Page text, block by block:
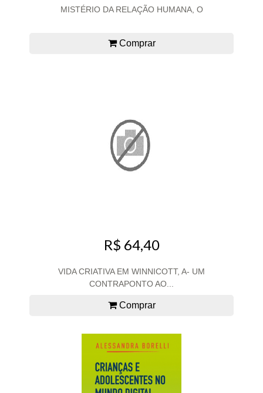
MISTÉRIO DA RELAÇÃO HUMANA, O
Comprar
R$ 64,40
VIDA CRIATIVA EM WINNICOTT, A- UM
CONTRAPONTO AO...
Comprar